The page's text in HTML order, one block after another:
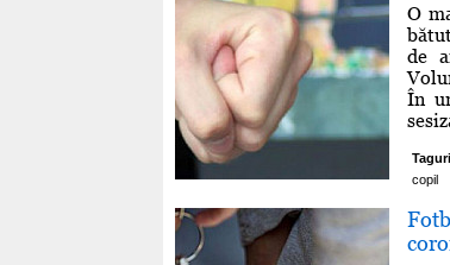
O
de
În
copil